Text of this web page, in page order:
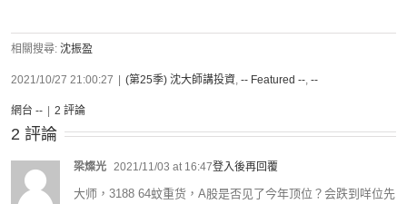
相關搜尋: 沈振盈
2021/10/27 21:00:27 (第25季) 沈大師講投資, -- Featured --, --
網台 -- 2 評論
2 評論
梁燦光 2021/11/03 at 16:47登入後再回覆
大师，3188 64蚊重货，A股是否见了今年顶位？会跌到咩位先